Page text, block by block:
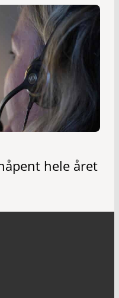
hele året